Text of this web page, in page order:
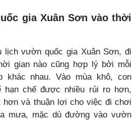
gia Xuân Sơn vào thời
lịch vườn quốc gia Xuân Sơn, đi
gian nào cũng hợp lý bởi mỗi
khác nhau. Vào mùa khô, con
hạn chế được nhiều rủi ro hơn,
hơn và thuận lợi cho việc đi chơi
mưa, mặc dù đường vào vườn